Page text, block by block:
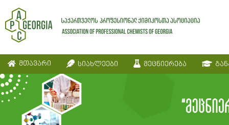
მთავარი სიახლეები მეცნიერება